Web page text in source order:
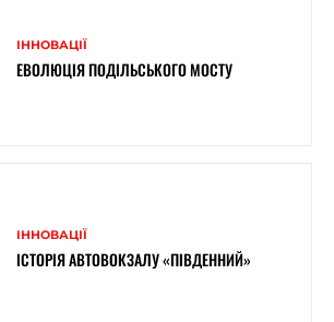
ІННОВАЦІЇ
ЕВОЛЮЦІЯ ПОДІЛЬСЬКОГО МОСТУ
ІННОВАЦІЇ
ІСТОРІЯ АВТОВОКЗАЛУ «ПІВДЕННИЙ»